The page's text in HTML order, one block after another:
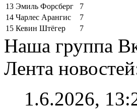
13 Эмиль Форсберг
7
14 Чарлес Арангис
7
15 Кевин Штёгер 7
Наша группа
Лента
1.6.2026,